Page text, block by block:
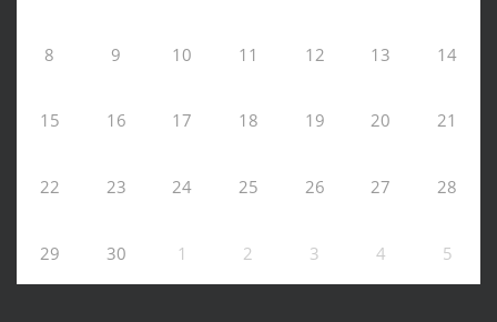
8 9 10 11 12 13 14
15 16 17 18 19 20 21
22 23 24 25 26 27 28
29 30 1 2 3 4 5